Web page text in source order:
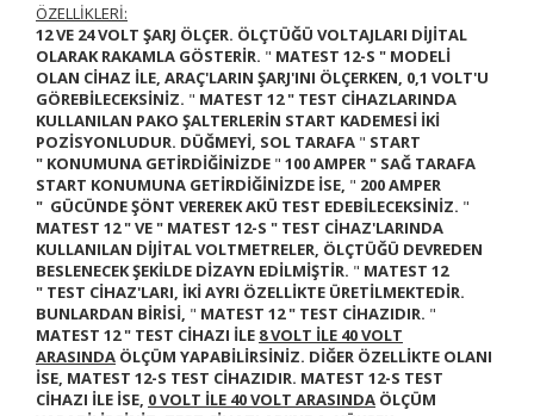
ÖZELLİKLERİ:
12 VE 24 VOLT ŞARJ ÖLÇER. ÖLÇTÜĞÜ VOLTAJLARI DİJİTAL
OLARAK RAKAMLA GÖSTERİR. " MATEST 12-S " MODELİ
OLAN CİHAZ İLE, ARAÇ'LARIN ŞARJ'INI ÖLÇERKEN, 0,1 VOLT'U
GÖREBİLECEKSİNİZ. " MATEST 12 " TEST CİHAZLARINDA
KULLANILAN PAKO ŞALTERLERİN START KADEMESİ İKİ
POZİSYONLUDUR. DÜĞMEYİ, SOL TARAFA " START
" KONUMUNA GETİRDİĞİNİZDE " 100 AMPER " SAĞ TARAFA
START KONUMUNA GETİRDİĞİNİZDE İSE, " 200 AMPER
" GÜCÜNDE ŞÖNT VEREREK AKÜ TEST EDEBİLECEKSİNİZ. "
MATEST 12 "VE" MATEST 12-S " TEST CİHAZ'LARINDA
KULLANILAN DİJİTAL VOLTMETRELER, ÖLÇTÜĞÜ DEVREDEN
BESLENECEK ŞEKİLDE DİZAYN EDİLMİŞTİR. " MATEST 12
" TEST CİHAZ'LARI, İKİ AYRI ÖZELLİKTE ÜRETİLMEKTEDİR.
BUNLARDAN BİRİSİ, " MATEST 12 " TEST CİHAZIDIR. "
MATEST 12 " TEST CİHAZI İLE 8 VOLT İLE 40 VOLT
ARASINDA ÖLÇÜM YAPABİLİRSİNİZ. DİĞER ÖZELLİKTE OLANI
İSE, MATEST 12-S TEST CİHAZIDIR. MATEST 12-S TEST
CİHAZI İLE İSE, 0 VOLT İLE 40 VOLT ARASINDA ÖLÇÜM